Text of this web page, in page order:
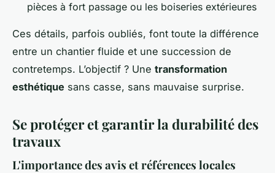
pièces à fort passage ou les boiseries extérieures
Ces détails, parfois oubliés, font toute la différence
entre un chantier fluide et une succession de
contretemps. L’objectif ? Une transformation
esthétique sans casse, sans mauvaise surprise.
Se protéger et garantir la durabilité des
travaux
L'importance des avis et références locales